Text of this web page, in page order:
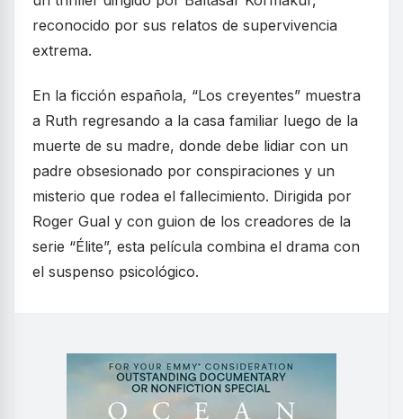
reconocido por sus relatos de supervivencia
extrema.
En la ficción española, “Los creyentes” muestra
a Ruth regresando a la casa familiar luego de la
muerte de su madre, donde debe lidiar con un
padre obsesionado por conspiraciones y un
misterio que rodea el fallecimiento. Dirigida por
Roger Gual y con guion de los creadores de la
serie “Élite”, esta película combina el drama con
el suspenso psicológico.